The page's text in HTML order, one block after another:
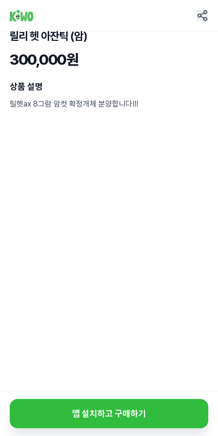
릴리 헷 아잔틱 (암)
300,000원
상품 설명
릴헷ax 8그람 암컷 확정개체 분양합니다!!!
앱 설치하고 구매하기